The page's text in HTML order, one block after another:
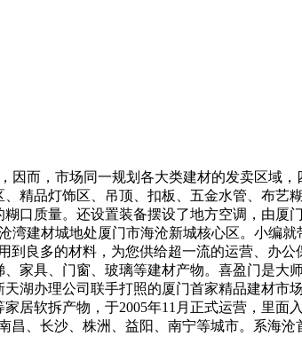
因而，市场同一规划各大类建材的发卖区域
精品灯饰区、吊顶、扣板、五金水管、布艺
口质量。还设置装备摆设了地方空调，由厦
建材城地处厦门市海沧新城核心区。小编
良多的材料，为您供给超一流的运营、办
家具、门窗、玻璃等建材产物。喜盈门是大
办理公司联手打照的厦门首家精品建材市
居软拆产物，于2005年11月正式运营，里面
、长沙、株洲、益阳、南宁等城市。系海